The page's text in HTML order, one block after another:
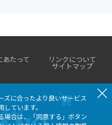
あたって リンクについて
サイトマップ
ラインショップ
ズに合ったより良いサービス
ています。
場合は、「同意する」ボタン